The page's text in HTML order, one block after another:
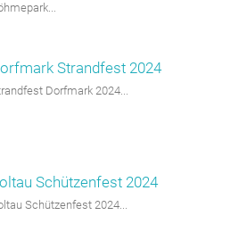
Strandfest 2024
Dorfmark 2024...
Schützenfest 2024
Schützenfest 2024...